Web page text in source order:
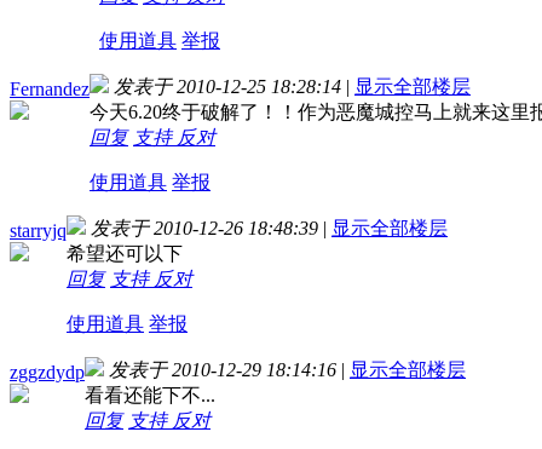
使用道具 举报
Fernandez 发表于 2010-12-25 18:28:14 | 显示全部楼层
今天6.20终于破解了！！作为恶魔城控马上就来这里
回复 支持 反对
使用道具 举报
starryjq 发表于 2010-12-26 18:48:39 | 显示全部楼层
希望还可以下
回复 支持 反对
使用道具 举报
zggzdydp 发表于 2010-12-29 18:14:16 | 显示全部楼层
看看还能下不...
回复 支持 反对